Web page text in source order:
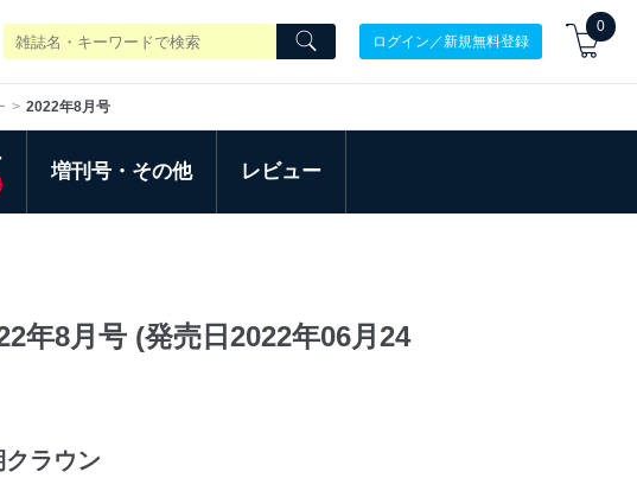
ログイン／新規無料登録
0
2022年8月号
増刊号・その他 レビュー
年8月号 (発売日2022年06月24
ラウン